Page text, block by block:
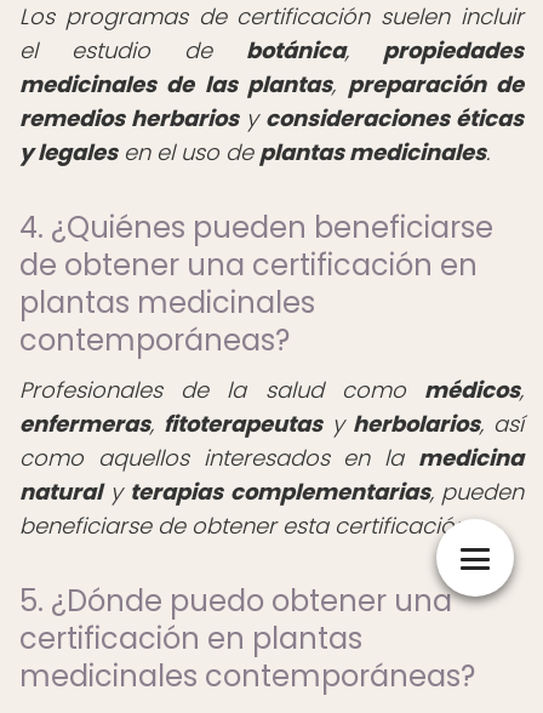
Los programas de certificación suelen incluir
el estudio de botánica, propiedades
medicinales de las plantas, preparación de
remedios herbariosy consideraciones éticas
y legalesen el uso de plantas medicinales.
4. ¿Quiénes pueden beneficiarse
de obtener una certificación en
plantas medicinales
contemporáneas?
Profesionales de la salud como médicos,
enfermeras, fitoterapeutasy herbolarios, así
como aquellos interesados en la medicina
naturaly terapias complementarias, pueden
beneficiarse de obtener esta certificación.
5. ¿Dónde puedo obtener una
certificación en plantas
medicinales contemporáneas?